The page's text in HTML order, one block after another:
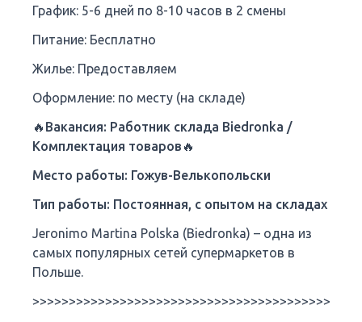
График: 5-6 дней по 8-10 часов в 2 смены
Питание: Бесплатно
Жилье: Предоставляем
Оформление: по месту (на складе)
🔥Вакансия: Работник склада Biedronka /
Комплектация товаров🔥
Место работы: Гожув-Велькопольски
Тип работы: Постоянная, с опытом на складах
Jeronimo Martina Polska (Biedronka) – одна из
самых популярных сетей супермаркетов в
Польше.